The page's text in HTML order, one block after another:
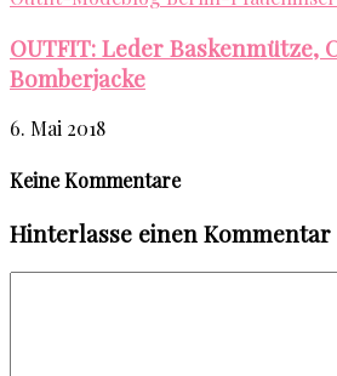
OUTFIT: Leder Baskenmütze,
Bomberjacke
6. Mai 2018
Keine Kommentare
Hinterlasse einen Kommentar